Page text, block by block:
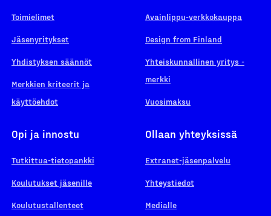
1934
Toimielimet
Jäsenyritykset
Yhdistyksen säännöt
Merkkien kriteerit ja
käyttöehdot
Avainlippu-verkkokauppa
Design from Finland
Yhteiskunnallinen yritys -
merkki
Vuosimaksu
Opi ja innostu
Tutkittua-tietopankki
Koulutukset jäsenille
Koulutustallenteet
Ollaan yhteyksissä
Extranet-jäsenpalvelu
Yhteystiedot
Medialle